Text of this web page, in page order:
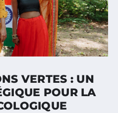
VERTES : UN
POUR LA